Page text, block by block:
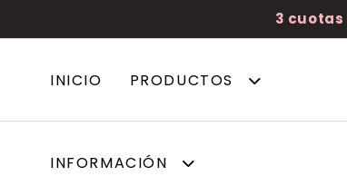
3 cuotas
INICIO PRODUCTOS
INFORMACIÓN